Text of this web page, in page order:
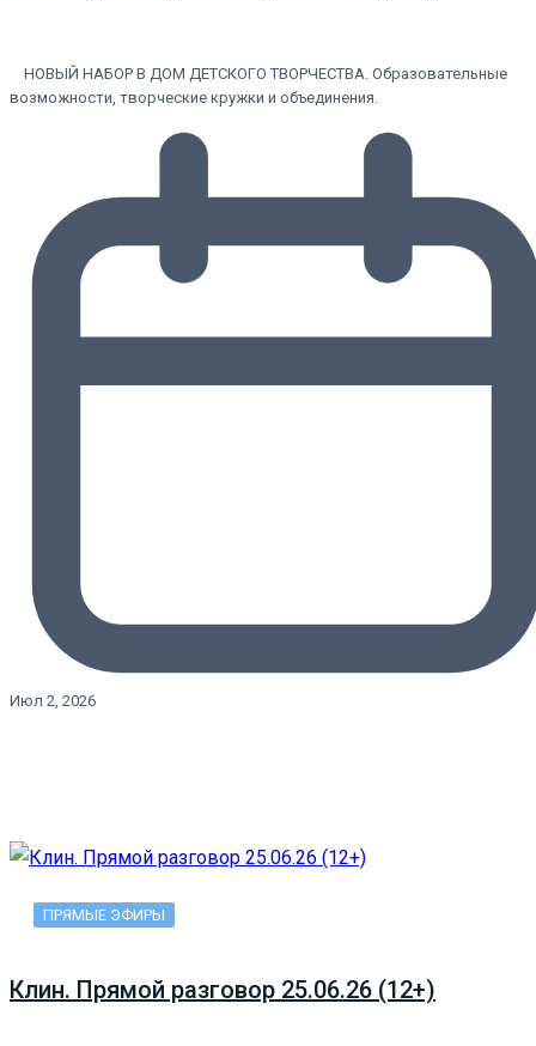
НОВЫЙ НАБОР В ДОМ ДЕТСКОГО ТВОРЧЕСТВА. Образовательные
возможности, творческие кружки и объединения.
Июл 2, 2026
ПРЯМЫЕ ЭФИРЫ
Клин. Прямой разговор 25.06.26 (12+)